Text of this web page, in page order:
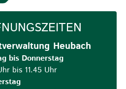
Heubach
bis Donnerstag
bis 11.45 Uhr